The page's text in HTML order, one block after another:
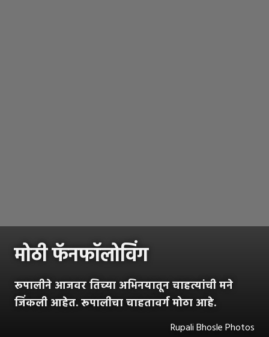
मोठी फॅनफॉलोविंग
रूपालीने आजवर तिच्या अभिनयातून चाहत्यांची मने
जिंकली आहेत. रूपालीचा चाहतावर्ग मोठा आहे.
Rupali Bhosle Photos